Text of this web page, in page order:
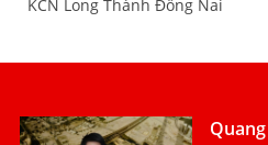
KCN Long Thành Đồng Nai